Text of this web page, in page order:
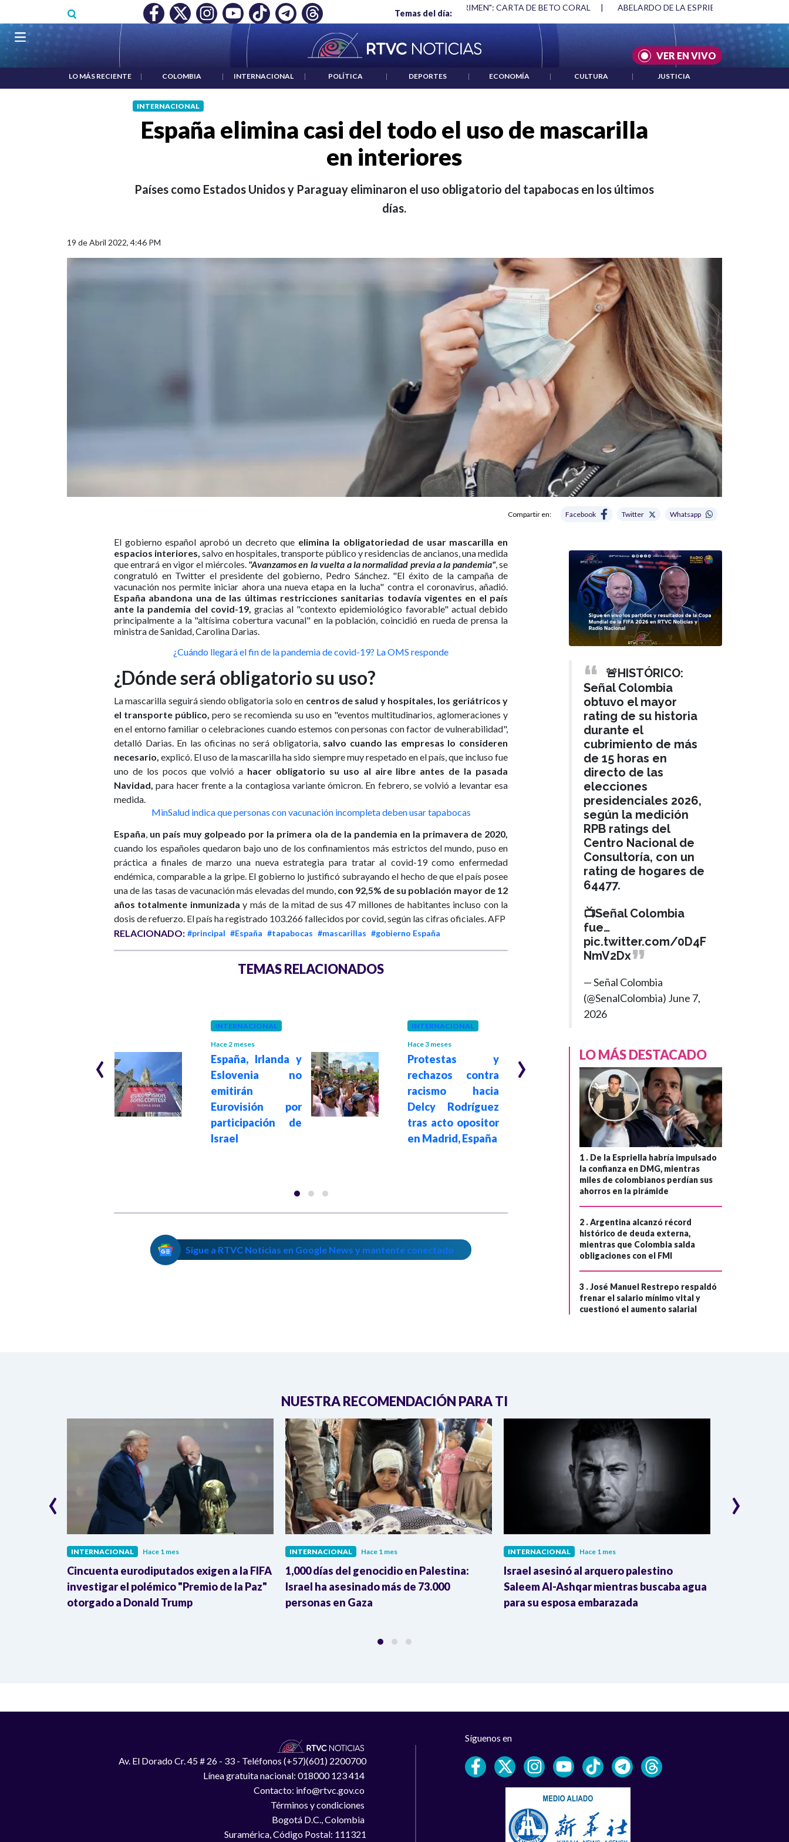
Temas del día:
MÍNIMO NO DESTRUYÓ EMPLEO: JP MORGAN | "HABLAR NO ES UN CRIMEN": CARTA DE BETO CORAL ABELARDO DE LA ESPRIELLA Y DMG ACUERDOS ENTRE ESTADOS UNIDOS E
VER EN VIVO
Navegación principal
LO MÁS RECIENTE | COLOMBIA | INTERNACIONAL | POLÍTICA | DEPORTES | ECONOMÍA | CULTURA | JUSTICIA
INTERNACIONAL
España elimina casi del todo el uso de mascarilla
en interiores
Países como Estados Unidos y Paraguay eliminaron el uso obligatorio del tapabocas en los últimos
días.
19 de Abril 2022, 4:46 PM
Compartir en: Facebook Twitter Whatsapp
El gobierno español aprobó un decreto que elimina la obligatoriedad de usar mascarilla en
espacios interiores, salvo en hospitales, transporte público y residencias de ancianos, una medida
que entrará en vigor el miércoles. "Avanzamos en la vuelta a la normalidad previa a la pandemia", se
congratuló en Twitter el presidente del gobierno, Pedro Sánchez. "El éxito de la campaña de
vacunación nos permite iniciar ahora una nueva etapa en la lucha" contra el coronavirus, añadió.
España abandona una de las últimas restricciones sanitarias todavía vigentes en el país
ante la pandemia del covid-19, gracias al "contexto epidemiológico favorable" actual debido
principalmente a la "altísima cobertura vacunal" en la población, coincidió en rueda de prensa la
ministra de Sanidad, Carolina Darias.
¿Cuándo llegará el fin de la pandemia de covid-19? La OMS responde
¿Dónde será obligatorio su uso?
La mascarilla seguirá siendo obligatoria solo en centros de salud y hospitales, los geriátricos y
el transporte público, pero se recomienda su uso en "eventos multitudinarios, aglomeraciones y
en el entorno familiar o celebraciones cuando estemos con personas con factor de vulnerabilidad",
detalló Darias. En las oficinas no será obligatoria, salvo cuando las empresas lo consideren
necesario, explicó. El uso de la mascarilla ha sido siempre muy respetado en el país, que incluso fue
uno de los pocos que volvió a hacer obligatorio su uso al aire libre antes de la pasada
Navidad, para hacer frente a la contagiosa variante ómicron. En febrero, se volvió a levantar esa
medida.
MinSalud indica que personas con vacunación incompleta deben usar tapabocas
España, un país muy golpeado por la primera ola de la pandemia en la primavera de 2020,
cuando los españoles quedaron bajo uno de los confinamientos más estrictos del mundo, puso en
práctica a finales de marzo una nueva estrategia para tratar al covid-19 como enfermedad
endémica, comparable a la gripe. El gobierno lo justificó subrayando el hecho de que el país posee
una de las tasas de vacunación más elevadas del mundo,con 92,5% de su población mayor de 12
años totalmente inmunizada y más de la mitad de sus 47 millones de habitantes incluso con la
dosis de refuerzo. El país ha registrado 103.266 fallecidos por covid, según las cifras oficiales. AFP
RELACIONADO: #principal #España #tapabocas #mascarillas #gobierno España
TEMAS RELACIONADOS
Lula Da Silva
criticó a Trump y
INTERNACIONAL
Hace 2 meses
España, Irlanda y
Eslovenia no
emitirán
Eurovisión por
participación de
Israel
INTERNACIONAL
Hace 3 meses
Protestas y
rechazos contra
racismo hacia
Delcy Rodríguez
tras acto opositor
en Madrid, España
propone unión
demócrata en
Venezuela y
calificó el bloqueo
estadounidense a
Cuba como un
"genocidio"
‹ ›
Sigue a RTVC Noticias en Google News y mantente conectado
🚨HISTÓRICO:
Señal Colombia
obtuvo el mayor
rating de su historia
durante el
cubrimiento de más
de 15 horas en
directo de las
elecciones
presidenciales 2026,
según la medición
RPB ratings del
Centro Nacional de
Consultoría, con un
rating de hogares de
64477.
📺Señal Colombia
fue…
pic.twitter.com/0D4F
NmV2Dx
— Señal Colombia
(@SenalColombia) June 7,
2026
LO MÁS DESTACADO
1 . De la Espriella habría impulsado
la confianza en DMG, mientras
miles de colombianos perdían sus
ahorros en la pirámide
2 .Argentina alcanzó récord
histórico de deuda externa,
mientras que Colombia salda
obligaciones con el FMI
3 .José Manuel Restrepo respaldó
frenar el salario mínimo vital y
cuestionó el aumento salarial
NUESTRA RECOMENDACIÓN PARA TI
INTERNACIONAL Hace 1 mes
Cincuenta eurodiputados exigen a la FIFA
investigar el polémico "Premio de la Paz"
otorgado a Donald Trump
INTERNACIONAL Hace 1 mes
1,000 días del genocidio en Palestina:
Israel ha asesinado más de 73.000
personas en Gaza
INTERNACIONAL Hace 1 mes
Israel asesinó al arquero palestino
Saleem Al-Ashqar mientras buscaba agua
para su esposa embarazada
‹ ›
Av. El Dorado Cr. 45 # 26 - 33 - Teléfonos (+57)(601) 2200700
Línea gratuita nacional: 018000 123 414
Contacto: info@rtvc.gov.co
Términos y condiciones
Bogotá D.C., Colombia
Suramérica, Código Postal: 111321
Síguenos en